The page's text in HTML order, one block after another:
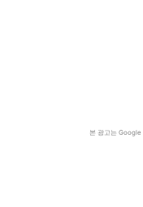
본 광고는 Google